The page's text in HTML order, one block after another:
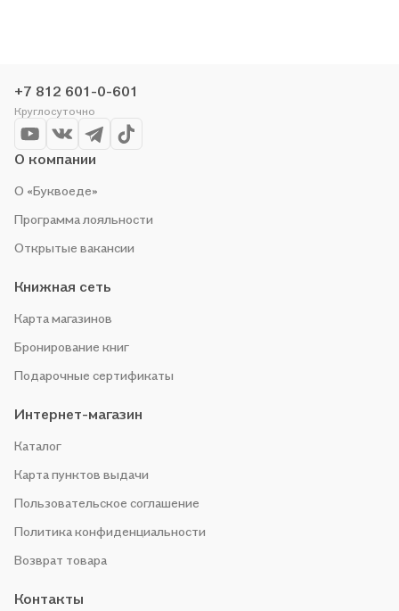
+7 812 601-0-601
Круглосуточно
О компании
О «Буквоеде»
Программа лояльности
Открытые вакансии
Книжная сеть
Карта магазинов
Бронирование книг
Подарочные сертификаты
Интернет-магазин
Каталог
Карта пунктов выдачи
Пользовательское соглашение
Политика конфиденциальности
Возврат товара
Контакты